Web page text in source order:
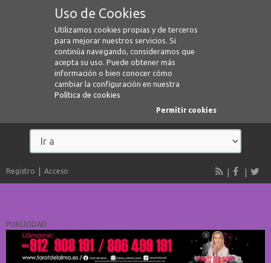
Uso de Cookies
Utilizamos cookies propias y de terceros
para mejorar nuestros servicios. Si
continúa navegando, consideramos que
acepta su uso. Puede obtener más
información o bien conocer cómo
cambiar la configuración en nuestra
Política de cookies
Permitir cookies
Registro Acceso
PUBLICIDAD